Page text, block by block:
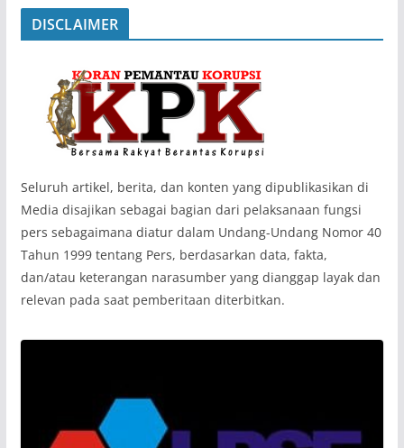
DISCLAIMER
‎Seluruh artikel, berita, dan konten yang dipublikasikan di
Media disajikan sebagai bagian dari pelaksanaan fungsi
pers sebagaimana diatur dalam Undang-Undang Nomor 40
Tahun 1999 tentang Pers, berdasarkan data, fakta,
dan/atau keterangan narasumber yang dianggap layak dan
relevan pada saat pemberitaan diterbitkan.